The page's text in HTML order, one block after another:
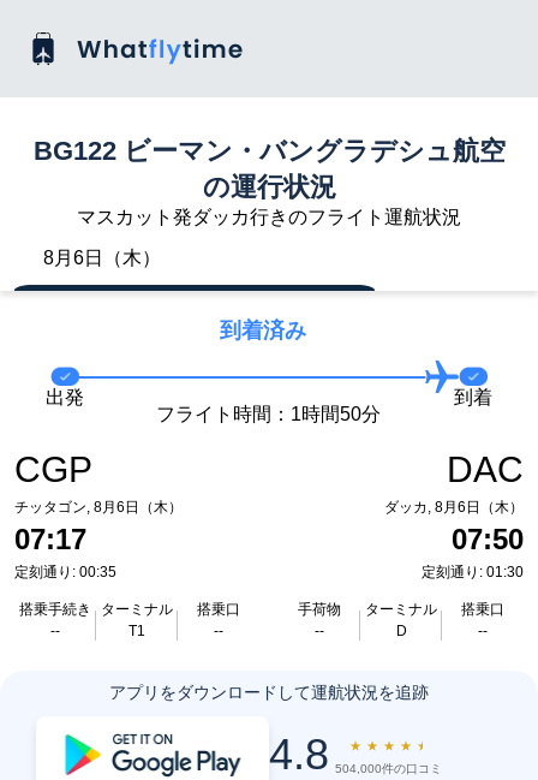
BG122 ビーマン・バングラデシュ航空
の運行状況
マスカット発ダッカ行きのフライト運航状況
8月6日（木）
到着済み
CGP
チッタゴン, 8月6日（木）
07:17
定刻通り: 00:35
搭乗手続き
--
ターミナル
T1
搭乗口
--
出発
フライト時間：1時間50分
到着
DAC
ダッカ, 8月6日（木）
07:50
定刻通り: 01:30
手荷物
--
ターミナル
D
搭乗口
--
アプリをダウンロードして運航状況を追跡
4.8 ★ ★ ★ ★ ★
504,000件の口コミ